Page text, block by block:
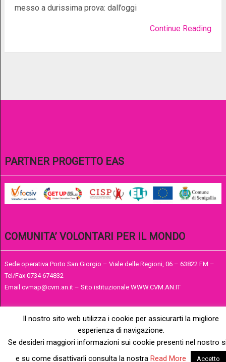
messo a durissima prova: dall’oggi
Continue Reading
PARTNER PROGETTO EAS
COMUNITA’ VOLONTARI PER IL MONDO
Sede operativa Porto San Giorgio – Viale delle Regioni, 06 – 63822 FM –
Tel/Fax 0734 674832
Email cvmap@cvm.an.it – Sito istituzionale WWW.CVM.AN.IT
Il nostro sito web utilizza i cookie per assicurarti la migliore
esperienza di navigazione.
Se desideri maggiori informazioni sui cookie presenti nel nostro
e su come disattivarli consulta la nostra Read More Accetto